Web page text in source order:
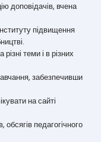
доповідачів, вчена
підвищення
теми і в різних
забезпечивши
на сайті
педагогічного